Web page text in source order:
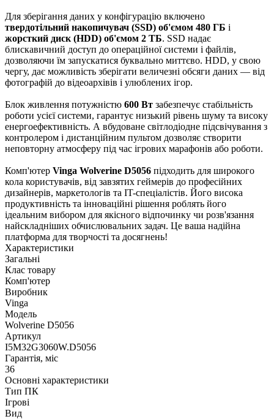
Для зберігання даних у конфігурацію включено
твердотільний накопичувач (SSD) об'ємом 480 ГБ і
жорсткий диск (HDD) об'ємом 2 ТБ. SSD надає
блискавичний доступ до операційної системи і файлів,
дозволяючи їм запускатися буквально миттєво. HDD, у свою
чергу, дає можливість зберігати величезні обсяги даних — від
фотографій до відеоархівів і улюблених ігор.
Блок живлення потужністю 600 Вт забезпечує стабільність
роботи усієї системи, гарантує низький рівень шуму та високу
енергоефективність. А вбудоване світлодіодне підсвічування з
контролером і дистанційним пультом дозволяє створити
неповторну атмосферу під час ігрових марафонів або роботи.
Комп'ютер Vinga Wolverine D5056 підходить для широкого
кола користувачів, від завзятих геймерів до професійних
дизайнерів, маркетологів та IT-спеціалістів. Його висока
продуктивність та інноваційні рішення роблять його
ідеальним вибором для якісного відпочинку чи розв'язання
найскладніших обчислювальних задач. Це ваша надійна
платформа для творчості та досягнень!
Характеристики
Загальні
Клас товару
Комп'ютер
Виробник
Vinga
Модель
Wolverine D5056
Артикул
I5M32G3060W.D5056
Гарантія, міс
36
Основні характеристики
Тип ПК
Ігрові
Вид